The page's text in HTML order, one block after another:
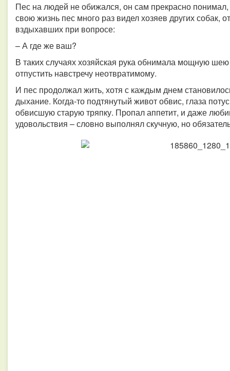
Пес на людей не обижался, он сам прекрасно
свою жизнь пес много раз видел хозяев других собак,
вздыхавших при вопросе:
– А где же ваш?
В таких случаях хозяйская рука обнимала мощную
отпустить навстречу неотвратимому.
И пес продолжал жить, хотя с каждым днем
дыхание. Когда-то подтянутый живот обвис, глаза
обвисшую старую тряпку. Пропал аппетит, и даже
удовольствия – словно выполнял скучную, но